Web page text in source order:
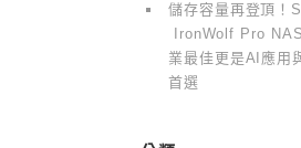
儲存容量再登頂！
IronWolf Pro
業最佳更是AI應用
首選